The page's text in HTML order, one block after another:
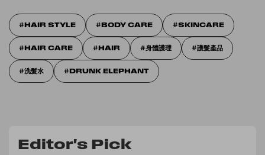
HAIR STYLE BODY CARE SKINCARE
HAIR CARE HAIR 身體護理 護髮產品
洗髮水 DRUNK ELEPHANT
Editor's Pick